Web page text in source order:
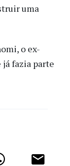
uma
o ex-
fazia parte